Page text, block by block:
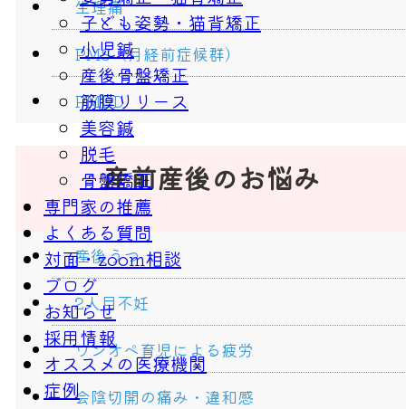
子ども姿勢・猫背矯正
小児鍼
産後骨盤矯正
筋膜リリース
美容鍼
脱毛
骨盤矯正
専門家の推薦
よくある質問
対面・zoom相談
ブログ
お知らせ
採用情報
オススメの医療機関
症例
生理痛
PMS（月経前症候群）
PMDD
産前産後のお悩み
産後うつ
2人目不妊
ワンオペ育児による疲労
会陰切開の痛み・違和感